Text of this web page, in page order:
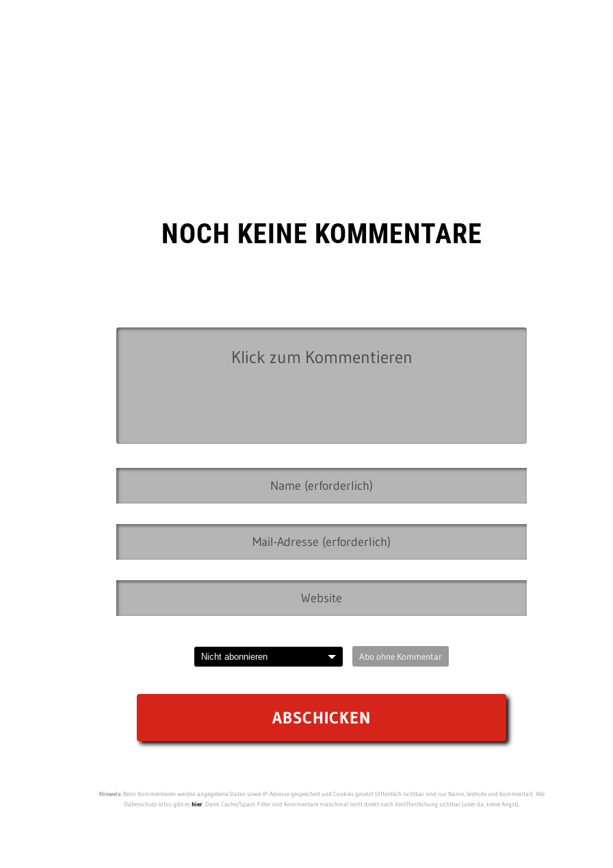
NOCH KEINE KOMMENTARE
Abo ohne Kommentar
Hinweis:Beim Kommentieren werden angegebene Daten sowie IP-Adresse gespeichert und Cookies gesetzt (öffentlich sichtbar sind nur Name, Website und Kommentar). Alle
Datenschutz-Infos gibt eshier. Dank Cache/Spam-Filter sind Kommentare manchmal nicht direkt nach Veröffentlichung sichtbar (aber da, keine Angst).